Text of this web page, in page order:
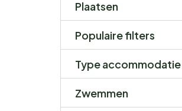
Plaatsen
Populaire filters
Type accommodatie
Zwemmen